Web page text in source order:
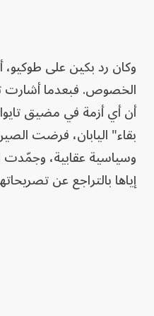
وكان رد بكين على
الخصوص. فبعدما أشارت
أن أي أزمة في مضيق
بقاء" اليابان، فرضت
وسياسية عقابية، وجمّدت
إياها بالتراجع عن